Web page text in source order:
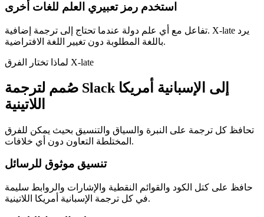
استخدم رمز تعبيري العلم للغات أخرى
تفاعل مع أي علم دولة عندما تحتاج إلى ترجمة إضافية. X-late يرد
باللغة المطلوبة دون تغيير اللغة الافتراضية.
لماذا تختار الفرق X-late
صُمم لترجمة Slack إلى الإسبانية أمريكا
اللاتينية
تحافظ كل ترجمة على النبرة والسياق والتنسيق بحيث يمكن للفرق
المختلطة التعاون دون أي خلافات.
تنسيق موثوق للرسائل
حافظ على كتل الكود والقوائم النقطية والإشارات والروابط سليمة
في كل ترجمة الإسبانية أمريكا اللاتينية.